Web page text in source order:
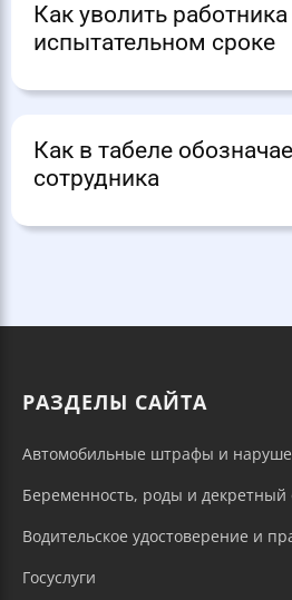
Как уволить
испытательном сроке
Как в табеле
сотрудника
РАЗДЕЛЫ САЙТА
Автомобильные штрафы и
Беременность, роды и декретный
Водительское удостоверение и
Госуслуги